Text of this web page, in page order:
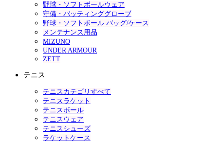
野球・ソフトボールウェア
守備・バッティンググローブ
野球・ソフトボール バッグ/ケース
メンテナンス用品
MIZUNO
UNDER ARMOUR
ZETT
テニス
テニスカテゴリすべて
テニスラケット
テニスボール
テニスウェア
テニスシューズ
ラケットケース